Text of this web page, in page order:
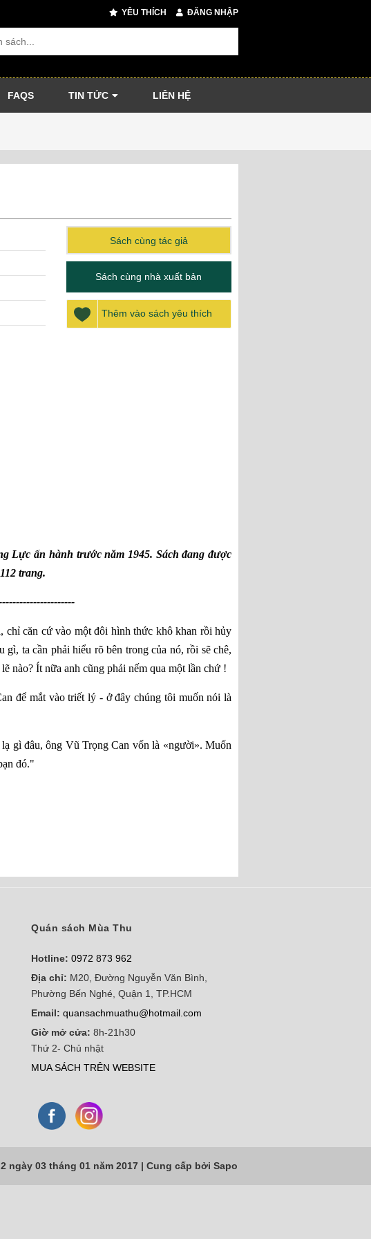
YÊU THÍCH ĐĂNG NHẬP
FAQS TIN TỨC LIÊN HỆ
Sách cùng tác giả
Sách cùng nhà xuất bản
Thêm vào sách yêu thích
Lực ấn hành trước năm 1945. Sách đang được
trang.
chỉ căn cứ vào một đôi hình thức khô khan rồi hủy
ta cần phải hiểu rõ bên trong của nó, rồi sẽ chê,
nào? Ít nữa anh cũng phải nếm qua một lần chứ !
để mắt vào triết lý - ở đây chúng tôi muốn nói là
gì đâu, ông Vũ Trọng Can vốn là «người». Muốn
đó."
Quán sách Mùa Thu
Hotline: 0972 873 962
Địa chỉ: M20, Đường Nguyễn Văn Bình,
Phường Bến Nghé, Quận 1, TP.HCM
Email: quansachmuathu@hotmail.com
Giờ mở cửa: 8h-21h30
Thứ 2- Chủ nhật
MUA SÁCH TRÊN WEBSITE
ngày 03 tháng 01 năm 2017 | Cung cấp bởi Sapo